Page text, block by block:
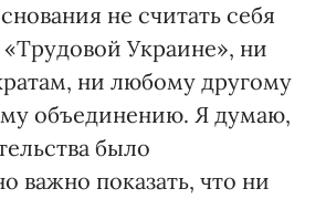
не считать себя
Украине», ни
ни любому другому
объединению. Я думаю,
было
важно показать, что ни